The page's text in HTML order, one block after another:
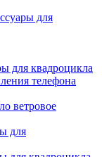
для
для квадроцикла
телефона
ветровое
для